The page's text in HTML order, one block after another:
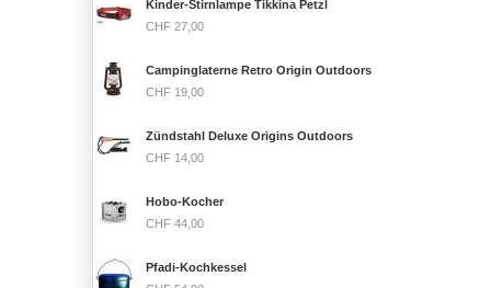
Kinder-Stirnlampe Tikkina Petzl
CHF 27,00
Campinglaterne Retro Origin Outdoors
CHF 19,00
Zündstahl Deluxe Origins Outdoors
CHF 14,00
Hobo-Kocher
CHF 44,00
Pfadi-Kochkessel